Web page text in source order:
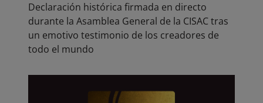
Declaración histórica firmada en directo
durante la Asamblea General de la CISAC tras
un emotivo testimonio de los creadores de
todo el mundo